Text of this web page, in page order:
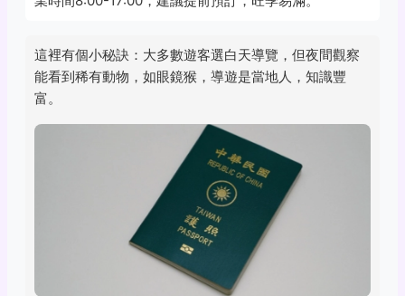
這裡有個小秘訣：大多數遊客選白天導覽，但夜間觀察
能看到稀有動物，如眼鏡猴，導遊是當地人，知識豐
富。